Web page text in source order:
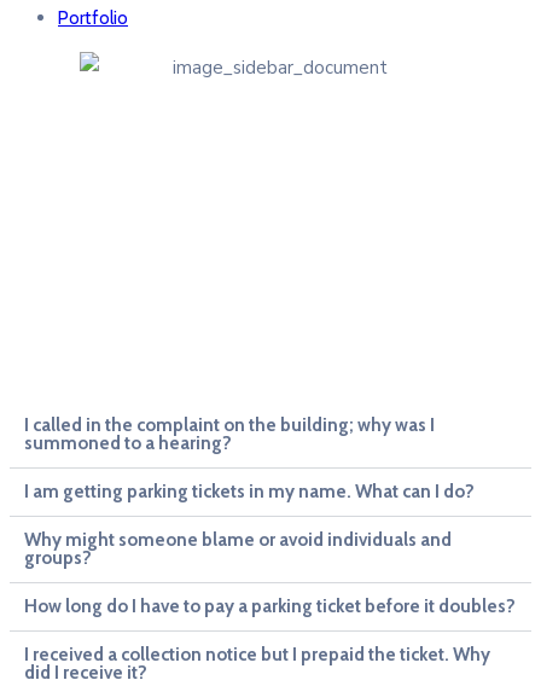
Portfolio
I called in the complaint on the building; why was I
summoned to a hearing?
I am getting parking tickets in my name. What can I do?
Why might someone blame or avoid individuals and
groups?
How long do I have to pay a parking ticket before it doubles?
I received a collection notice but I prepaid the ticket. Why
did I receive it?